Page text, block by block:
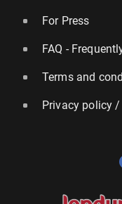
For Press
FAQ -
Terms and
Privacy policy /